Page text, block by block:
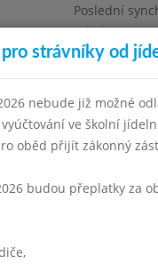
Poslední
Středa
16
Kontakty a informace
strávníky od
nebude již možné
ve školní
oběd přijít zákonný
budou přeplatky za